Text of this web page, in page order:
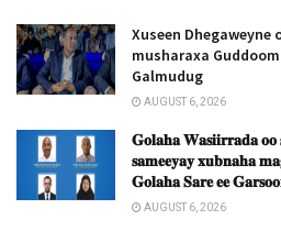
Xuseen
musharaxa
Galmudug
AUGUST 6, 2026
𝐆𝐨𝐥𝐚𝐡𝐚 𝐖𝐚𝐬𝐢𝐢𝐫𝐫𝐚𝐝𝐚 𝐨𝐨
𝐬𝐚𝐦𝐞𝐞𝐲𝐚𝐲 𝐱𝐮𝐛𝐧𝐚𝐡𝐚
𝐆𝐨𝐥𝐚𝐡𝐚 𝐒𝐚𝐫𝐞 𝐞𝐞
AUGUST 6, 2026